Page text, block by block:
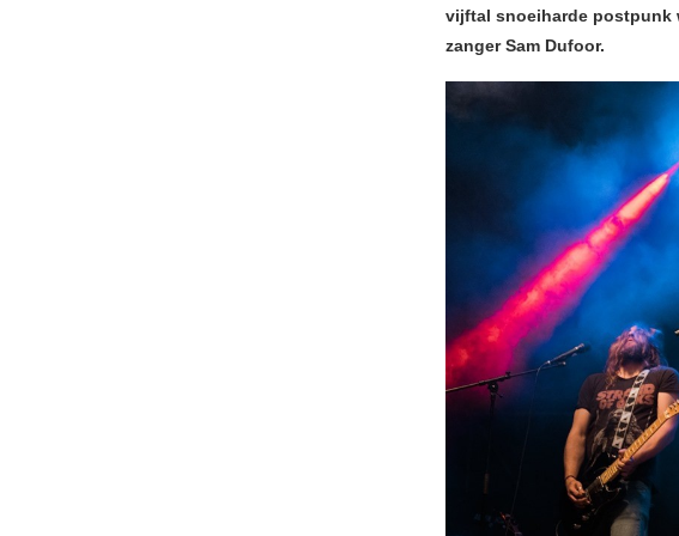
vijftal snoeiharde postpunk
zanger Sam Dufoor.